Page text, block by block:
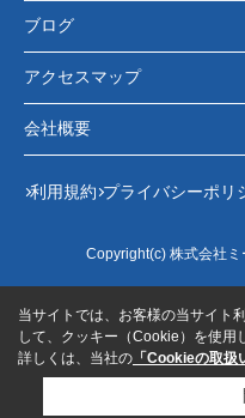
ブログ
アクセスマップ
会社概要
利用規約 プライバシーポリ
Copyright(c) 株式会社
当サイトでは、お客様の当サイト
して、クッキー（Cookie）を使用
詳しくは、当社の 「Cookieの取扱